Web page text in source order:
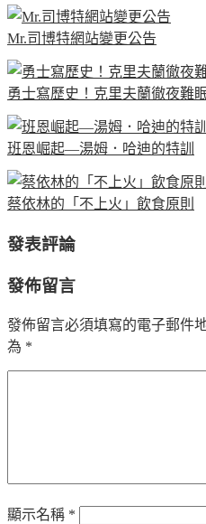
Mr.司博特網站變更公告
勇士寫歷史！克里夫蘭徹夜難
班恩崛起—湯姆．哈迪的特訓
蔡依林的「不上火」飲食原則
發表評論
發佈留言
發佈留言必須填寫的電子郵件
為 *
顯示名稱 *